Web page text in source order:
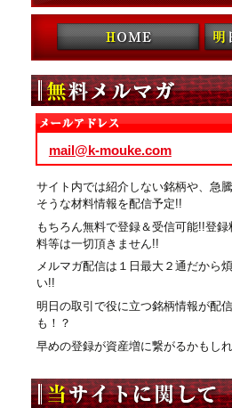
コンテンツへ移動
mail@k-mouke.com
サイト内では紹介しない銘柄や、急
そうな材料情報を配信予定!!
もちろん無料で登録＆受信可能!!登録
料等は一切頂きません!!
メルマガ配信は１日最大２通だから
い!!
明日の取引で役に立つ銘柄情報が配
も！？
早めの登録が資産増に繋がるかもし